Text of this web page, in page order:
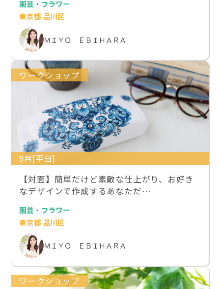
園芸・フラワー
東京都 品川区
ＭＩＹＯ ＥＢＩＨＡＲＡ
ワークショップ
9月[平日]
【対面】簡単だけど素敵な仕上がり、お好き
なデザインで作成するあなただ…
園芸・フラワー
東京都 品川区
ＭＩＹＯ ＥＢＩＨＡＲＡ
ワークショップ